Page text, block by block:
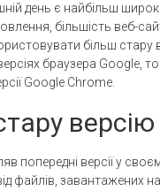
день є найбільш
більшість веб-
більш стару
браузера Google,
Google Chrome.
попередні версії у
файлів, завантажених